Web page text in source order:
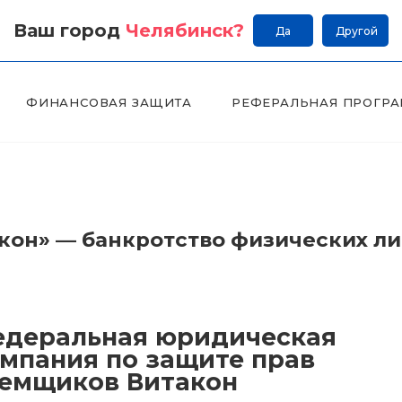
Ваш город Челябинск? Да Другой
ФИНАНСОВАЯ ЗАЩИТА РЕФЕРАЛЬНАЯ
— банкротство физических
юридическая
по защите прав
Витакон